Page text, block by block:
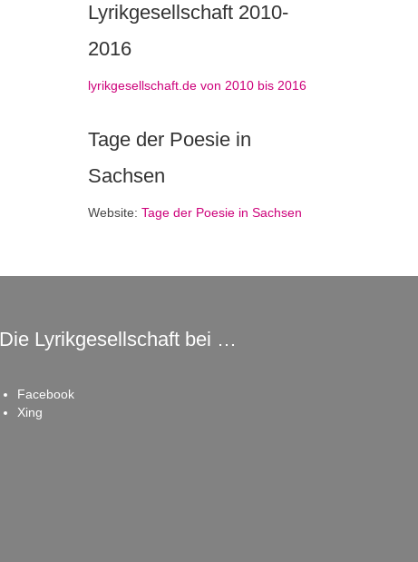
Lyrikgesellschaft 2010-
2016
lyrikgesellschaft.de von 2010 bis 2016
Tage der Poesie in
Sachsen
Website: Tage der Poesie in Sachsen
Die Lyrikgesellschaft bei …
Facebook
Xing